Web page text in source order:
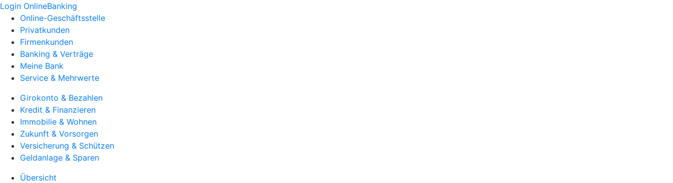
Login OnlineBanking
Online-Geschäftsstelle
Privatkunden
Firmenkunden
Banking & Verträge
Meine Bank
Service & Mehrwerte
Girokonto & Bezahlen
Kredit & Finanzieren
Immobilie & Wohnen
Zukunft & Vorsorgen
Versicherung & Schützen
Geldanlage & Sparen
Übersicht